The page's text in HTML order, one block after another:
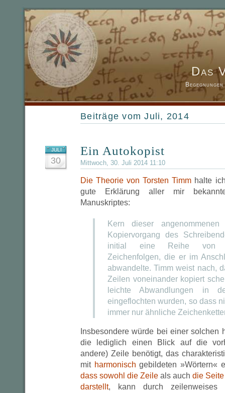
Das
Beiträge vom Juli, 2014
JULI
30
Ein Autokopist
Mittwoch, 30. Juli 2014 11:10
Die Theorie von Torsten Timm halte
gute Erklärung aller mir
Manuskriptes:
Kern dieser
Kopiervorgang des
initial eine Reihe von
Zeichenfolgen, die er im
abwandelte. Timm weist nach,
Zeilen voneinander kopiert
leichte Abwandlungen in
eingeflochten wurden, so dass
immer nur ähnliche
Insbesondere würde bei einer solchen
die lediglich einen Blick auf die
andere) Zeile benötigt, das
mit harmonisch gebildeten »Wörtern«
dass sowohl die Zeile als auch die
darstellt, kann durch zeilenweises